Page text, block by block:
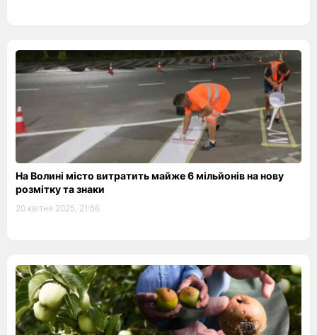
На Волині місто витратить майже 6 мільйонів на нову
розмітку та знаки
20 квітня 2025, 21:56